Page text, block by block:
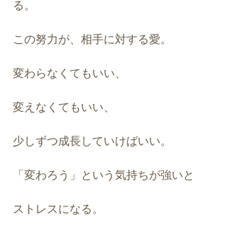
る。
この努力が、相手に対する愛。
変わらなくてもいい、
変えなくてもいい、
少しずつ成長していけばいい。
「変わろう」という気持ちが強いと
ストレスになる。